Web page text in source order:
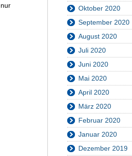
Oktober 2020
September 2020
August 2020
Juli 2020
Juni 2020
Mai 2020
April 2020
März 2020
Februar 2020
Januar 2020
Dezember 2019